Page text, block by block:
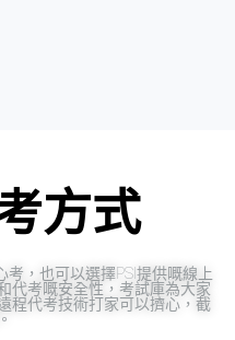
方式
考，也可以選擇PSI提供嘅線上
代考嘅安全性，考試庫為大家
程代考技術打家可以擠心，截